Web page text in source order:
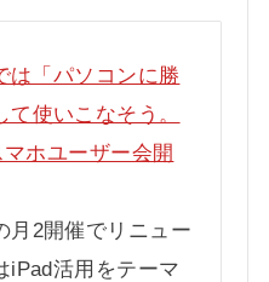
は「パソコンに勝
使いこなそう。
ホユーザー会開
月2開催でリニュー
iPad活用をテーマ